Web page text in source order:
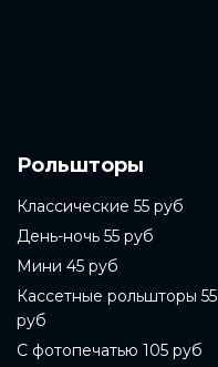
Рольшторы
Классические 55 руб
День-ночь 55 руб
Мини 45 руб
Кассетные рольшторы 55
руб
С фотопечатью 105 руб